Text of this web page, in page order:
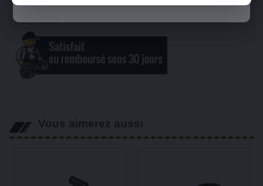
Librairie
Carte Cadeau
Vous aimerez aussi